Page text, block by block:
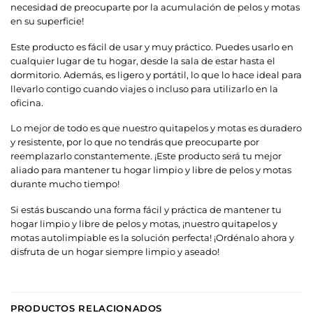
necesidad de preocuparte por la acumulación de pelos y motas
en su superficie!
Este producto es fácil de usar y muy práctico. Puedes usarlo en
cualquier lugar de tu hogar, desde la sala de estar hasta el
dormitorio. Además, es ligero y portátil, lo que lo hace ideal para
llevarlo contigo cuando viajes o incluso para utilizarlo en la
oficina.
Lo mejor de todo es que nuestro quitapelos y motas es duradero
y resistente, por lo que no tendrás que preocuparte por
reemplazarlo constantemente. ¡Este producto será tu mejor
aliado para mantener tu hogar limpio y libre de pelos y motas
durante mucho tiempo!
Si estás buscando una forma fácil y práctica de mantener tu
hogar limpio y libre de pelos y motas, ¡nuestro quitapelos y
motas autolimpiable es la solución perfecta! ¡Ordénalo ahora y
disfruta de un hogar siempre limpio y aseado!
PRODUCTOS RELACIONADOS